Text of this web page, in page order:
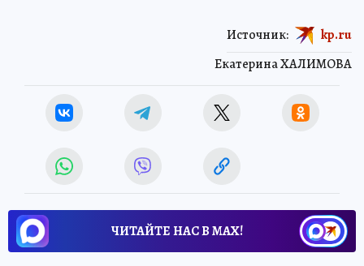
Екатерина ХАЛИМОВА
Источник: kp.ru
ЧИТАЙТЕ НАС В МАХ!